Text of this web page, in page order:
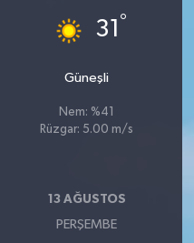
31 °
Güneşli
Nem: %41
Rüzgar: 5.00 m/s
13 AĞUSTOS
PERŞEMBE